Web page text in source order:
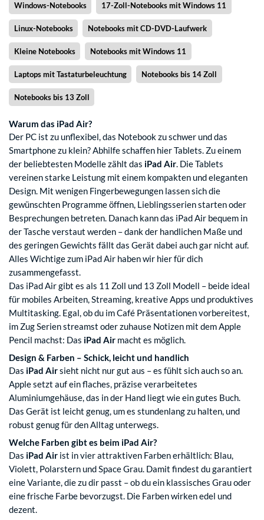
Windows-Notebooks 17-Zoll-Notebooks mit Windows 11
Linux-Notebooks Notebooks mit CD-DVD-Laufwerk
Kleine Notebooks Notebooks mit Windows 11
Laptops mit Tastaturbeleuchtung Notebooks bis 14 Zoll
Notebooks bis 13 Zoll
Warum das iPad Air?
Der PC ist zu unflexibel, das Notebook zu schwer und das
Smartphone zu klein? Abhilfe schaffen hier Tablets. Zu einem
der beliebtesten Modelle zählt das iPad Air. Die Tablets
vereinen starke Leistung mit einem kompakten und eleganten
Design. Mit wenigen Fingerbewegungen lassen sich die
gewünschten Programme öffnen, Lieblingsserien starten oder
Besprechungen betreten. Danach kann das iPad Air bequem in
der Tasche verstaut werden – dank der handlichen Maße und
des geringen Gewichts fällt das Gerät dabei auch gar nicht auf.
Alles Wichtige zum iPad Air haben wir hier für dich
zusammengefasst.
Das iPad Air gibt es als 11 Zoll und 13 Zoll Modell – beide ideal
für mobiles Arbeiten, Streaming, kreative Apps und produktives
Multitasking. Egal, ob du im Café Präsentationen vorbereitest,
im Zug Serien streamst oder zuhause Notizen mit dem Apple
Pencil machst: Das iPad Air macht es möglich.
Design & Farben – Schick, leicht und handlich
Das iPad Airsieht nicht nur gut aus – es fühlt sich auch so an.
Apple setzt auf ein flaches, präzise verarbeitetes
Aluminiumgehäuse, das in der Hand liegt wie ein gutes Buch.
Das Gerät ist leicht genug, um es stundenlang zu halten, und
robust genug für den Alltag unterwegs.
Welche Farben gibt es beim iPad Air?
Das iPad Air ist in vier attraktiven Farben erhältlich: Blau,
Violett, Polarstern und Space Grau. Damit findest du garantiert
eine Variante, die zu dir passt – ob du ein klassisches Grau oder
eine frische Farbe bevorzugst. Die Farben wirken edel und
dezent.